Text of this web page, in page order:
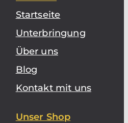
Startseite
Unterbringung
Über uns
Blog
Kontakt mit uns
Unser Shop